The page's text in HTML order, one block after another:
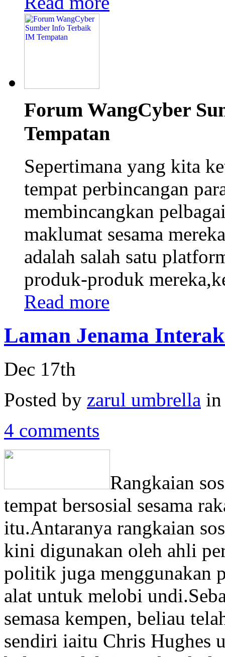
Forum WangCyber
Tempatan
Sepertimana yang kita
tempat perbincangan
membincangkan
maklumat sesama
adalah salah satu
produk-produk
Read more
Laman Jenama
Dec 17th
Posted by zarul umbrella in
4 comments
Rangkaian
tempat bersosial sesama
itu.Antaranya rangkaian
kini digunakan oleh ahli
politik juga menggunakan
alat untuk melobi
semasa kempen, beliau
sendiri iaitu Chris Hughes